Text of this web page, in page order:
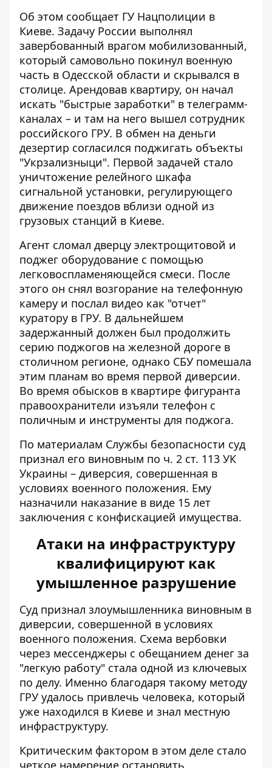
Об этом сообщает ГУ Нацполиции в
Киеве. Задачу России выполнял
завербованный врагом мобилизованный,
который самовольно покинул военную
часть в Одесской области и скрывался в
столице. Арендовав квартиру, он начал
искать "быстрые заработки" в телеграмм-
каналах – и там на него вышел сотрудник
российского ГРУ. В обмен на деньги
дезертир согласился поджигать объекты
"Укрзализныци". Первой задачей стало
уничтожение релейного шкафа
сигнальной установки, регулирующего
движение поездов вблизи одной из
грузовых станций в Киеве.
Агент сломал дверцу электрощитовой и
поджег оборудование с помощью
легковоспламеняющейся смеси. После
этого он снял возгорание на телефонную
камеру и послал видео как "отчет"
куратору в ГРУ. В дальнейшем
задержанный должен был продолжить
серию поджогов на железной дороге в
столичном регионе, однако СБУ помешала
этим планам во время первой диверсии.
Во время обысков в квартире фигуранта
правоохранители изъяли телефон с
поличным и инструменты для поджога.
По материалам Службы безопасности суд
признал его виновным по ч. 2 ст. 113 УК
Украины – диверсия, совершенная в
условиях военного положения. Ему
назначили наказание в виде 15 лет
заключения с конфискацией имущества.
Атаки на инфраструктуру
квалифицируют как
умышленное разрушение
Суд признал злоумышленника виновным в
диверсии, совершенной в условиях
военного положения. Схема вербовки
через мессенджеры с обещанием денег за
"легкую работу" стала одной из ключевых
по делу. Именно благодаря такому методу
ГРУ удалось привлечь человека, который
уже находился в Киеве и знал местную
инфраструктуру.
Критическим фактором в этом деле стало
четкое намерение остановить